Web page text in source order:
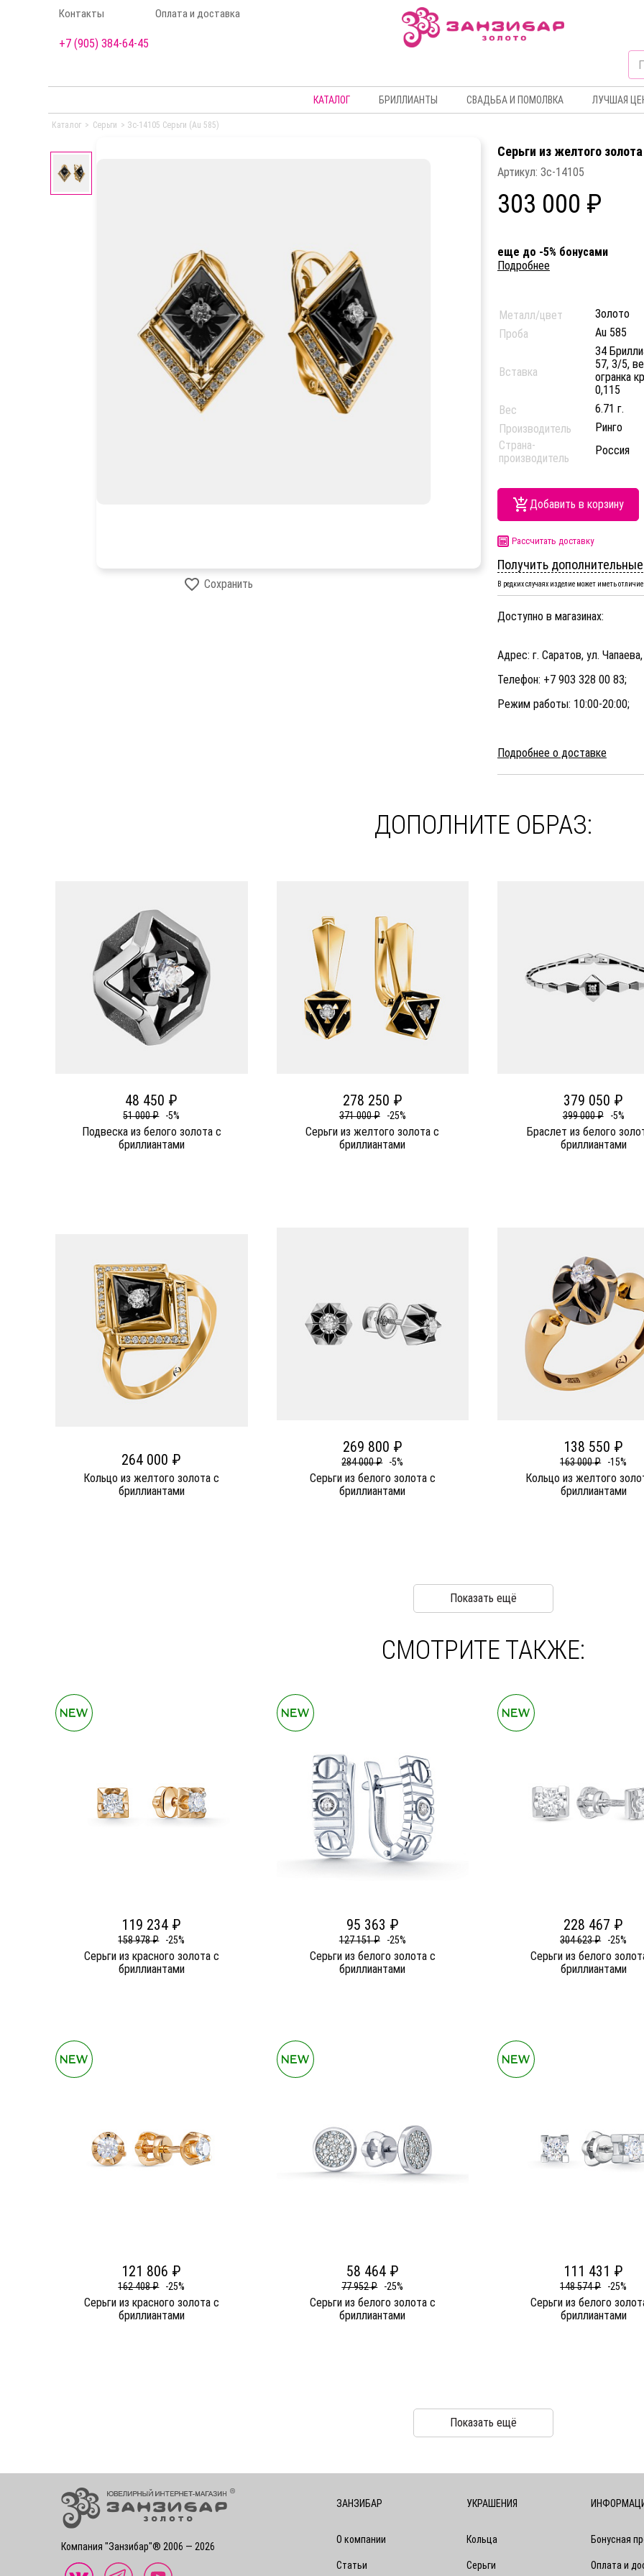
Контакты Оплата и доставка
+7 (905) 384-64-45
КАТАЛОГ БРИЛЛИАНТЫ СВАДЬБА И ПОМОЛВКА ЛУЧШАЯ
Каталог > Серьги > Зс-14105 Серьги (Au 585)
Сохранить
Серьги из желтого
Артикул: Зс-14105
303 000 ₽
еще до -5% бонусами
Подробнее
Металл/цвет
Золото
Проба
Au 585
Вставка
34
57, 3/5,
огранка
0,115
Вес
6.71 г.
Производитель
Ринго
Страна-
производитель
Россия
Добавить в корзину
Рассчитать доставку
Получить
В редких случаях изделие может иметь
Доступно в магазинах:
Адрес: г. Саратов, ул.
Телефон: +7 903 328 00 83;
Режим работы: 10:00-20:00;
Подробнее о доставке
ДОПОЛНИТЕ ОБРАЗ:
48 450 ₽
51 000 ₽ -5%
Подвеска из белого золота c
бриллиантами
278 250 ₽
371 000 ₽ -25%
Серьги из желтого золота c
бриллиантами
379 050 ₽
399 000 ₽ -5%
Браслет из белого
бриллиантами
264 000 ₽
Кольцо из желтого золота c
бриллиантами
269 800 ₽
284 000 ₽ -5%
Серьги из белого золота c
бриллиантами
138 550 ₽
163 000 ₽ -15%
Кольцо из желтого
бриллиантами
Показать ещё
СМОТРИТЕ ТАКЖЕ:
119 234 ₽
158 978 ₽ -25%
Серьги из красного золота c
бриллиантами
95 363 ₽
127 151 ₽ -25%
Серьги из белого золота c
бриллиантами
228 467 ₽
304 623 ₽ -25%
Серьги из белого
бриллиантами
121 806 ₽
162 408 ₽ -25%
Серьги из красного золота c
бриллиантами
58 464 ₽
77 952 ₽ -25%
Серьги из белого золота c
бриллиантами
111 431 ₽
148 574 ₽ -25%
Серьги из белого
бриллиантами
Показать ещё
Компания "Занзибар"® 2006 — 2026
ЗАНЗИБАР
О компании
Статьи
УКРАШЕНИЯ
Кольца
Серьги
Бонусная
Оплата и